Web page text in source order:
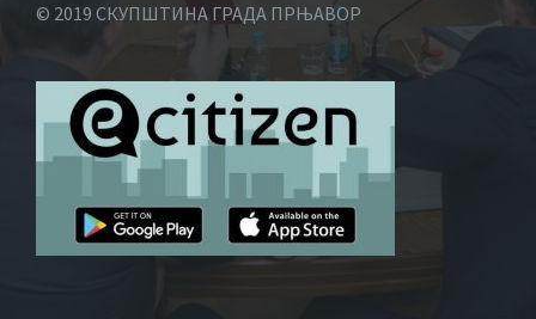
© 2019 СКУПШТИНА ГРАДА ПРЊАВОР